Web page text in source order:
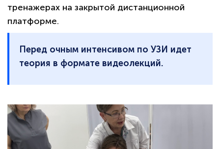
политикой
тренажерах на закрытой дистанционной
платформе.
Перед очным интенсивом по УЗИ идет
теория в формате видеолекций.